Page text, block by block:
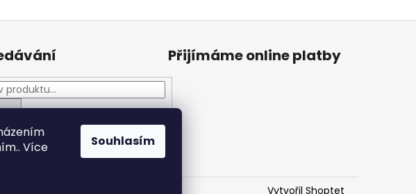
Více
Souhlasím
Přijímáme online platby
Vytvořil Shoptet